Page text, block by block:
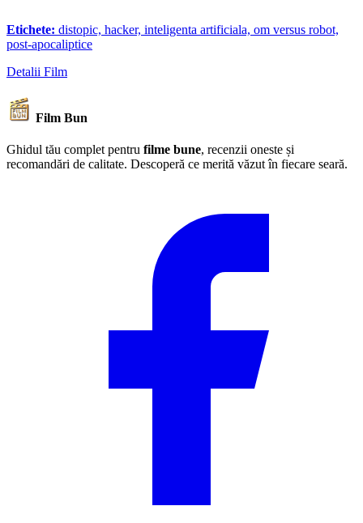
Etichete: distopic, hacker, inteligenta artificiala, om versus robot,
post-apocaliptice
Detalii Film
Film Bun
Ghidul tău complet pentru filme bune, recenzii oneste și
recomandări de calitate. Descoperă ce merită văzut în fiecare seară.